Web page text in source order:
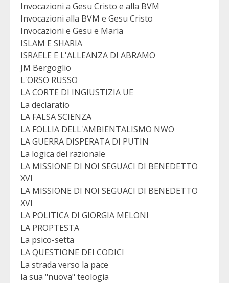
Invocazioni a Gesu Cristo e alla BVM
Invocazioni alla BVM e Gesu Cristo
Invocazioni e Gesu e Maria
ISLAM E SHARIA
ISRAELE E L'ALLEANZA DI ABRAMO
JM Bergoglio
L'ORSO RUSSO
LA CORTE DI INGIUSTIZIA UE
La declaratio
LA FALSA SCIENZA
LA FOLLIA DELL'AMBIENTALISMO NWO
LA GUERRA DISPERATA DI PUTIN
La logica del razionale
LA MISSIONE DI NOI SEGUACI DI BENEDETTO
XVI
LA MISSIONE DI NOI SEGUACI DI BENEDETTO
XVI
LA POLITICA DI GIORGIA MELONI
LA PROPTESTA
La psico-setta
LA QUESTIONE DEI CODICI
La strada verso la pace
la sua "nuova" teologia